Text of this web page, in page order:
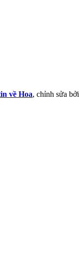
về Hoa, chỉnh sửa bởi